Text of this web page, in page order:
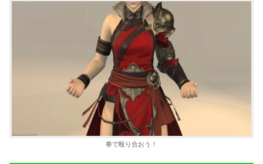
拳で殴り合おう！